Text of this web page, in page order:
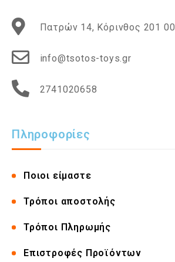
Πατρών 14, Κόρινθος 201 00
info@tsotos-toys.gr
2741020658
Πληροφορίες
Ποιοι είμαστε
Τρόποι αποστολής
Τρόποι Πληρωμής
Επιστροφές Προϊόντων